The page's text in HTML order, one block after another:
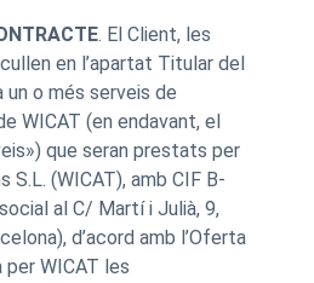
. El Client, les
en l’apartat Titular del
un o més serveis de
WICAT (en endavant, el
que seran prestats per
S.L. (WICAT), amb CIF B-
al C/ Martí i Julià, 9,
d’acord amb l’Oferta
WICAT les